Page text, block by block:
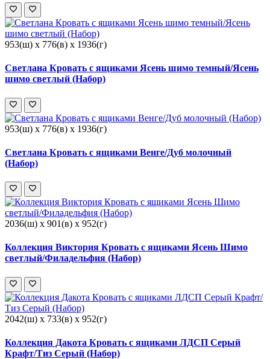
953(ш) x 776(в) x 1936(г)
Светлана Кровать с ящиками Ясень шимо темный/Ясень
шимо светлый (Набор)
953(ш) x 776(в) x 1936(г)
Светлана Кровать с ящиками Венге/Дуб молочный
(Набор)
2036(ш) x 901(в) x 952(г)
Коллекция Виктория Кровать с ящиками Ясень Шимо
светлый/Филадельфия (Набор)
2042(ш) x 733(в) x 952(г)
Коллекция Дакота Кровать с ящиками ЛДСП Серый
Крафт/Тиз Серый (Набор)